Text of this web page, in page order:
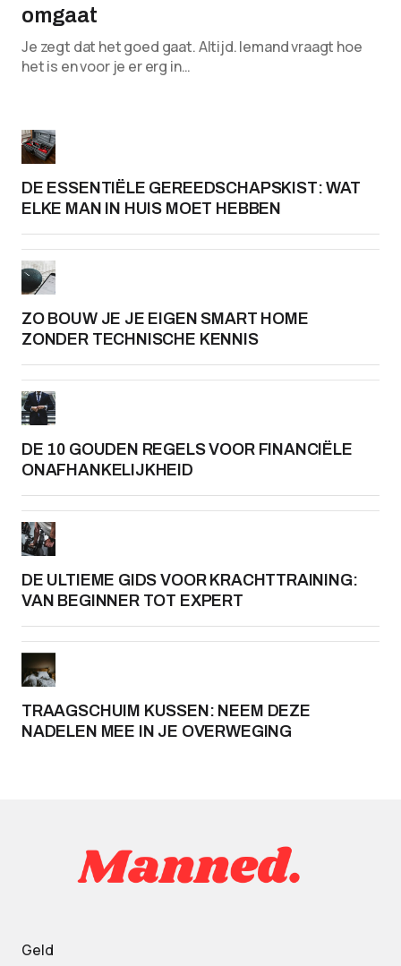
omgaat
Je zegt dat het goed gaat. Altijd. Iemand vraagt hoe
het is en voor je er erg in…
DE ESSENTIËLE GEREEDSCHAPSKIST: WAT
ELKE MAN IN HUIS MOET HEBBEN
ZO BOUW JE JE EIGEN SMART HOME
ZONDER TECHNISCHE KENNIS
DE 10 GOUDEN REGELS VOOR FINANCIËLE
ONAFHANKELIJKHEID
DE ULTIEME GIDS VOOR KRACHTTRAINING:
VAN BEGINNER TOT EXPERT
TRAAGSCHUIM KUSSEN: NEEM DEZE
NADELEN MEE IN JE OVERWEGING
Geld